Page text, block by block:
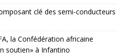
clé des semi-conducteurs
la Confédération africaine
soutien» à Infantino